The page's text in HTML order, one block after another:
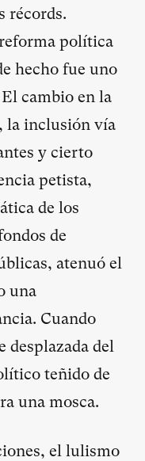
récords.
política
hecho fue uno
cambio en la
la inclusión vía
y cierto
petista,
de los
de
atenuó el
una
Cuando
desplazada del
teñido de
una mosca.
el lulismo